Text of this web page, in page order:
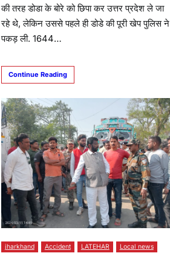
की तरह डोडा के बोरे को छिपा कर उत्तर प्रदेश ले जा
रहे थे, लेकिन उससे पहले ही डोडे की पूरी खेप पुलिस ने
पकड़ ली. 1644…
Continue Reading
jharkhand Accident LATEHAR Local news